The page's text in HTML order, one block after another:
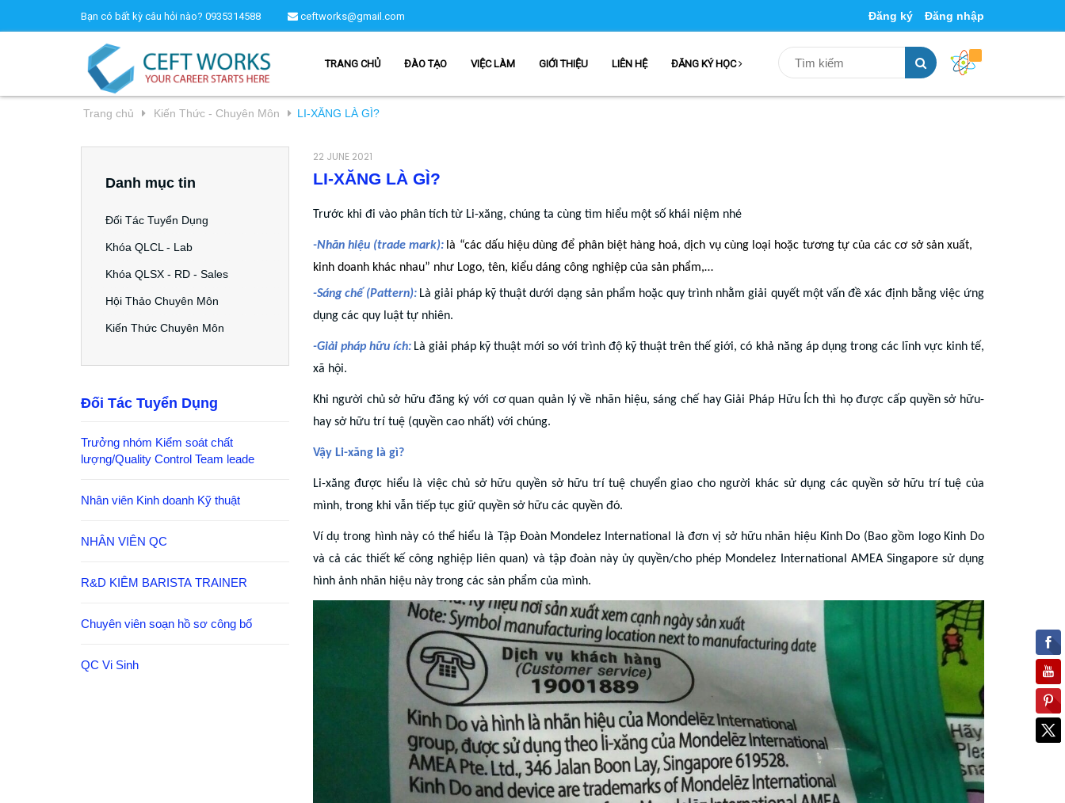
Bạn có bất kỳ câu hỏi nào? 0935314588 ceftworks@gmail.com Đăng ký Đăng nhập
TRANG CHỦ ĐÀO TẠO VIỆC LÀM GIỚI THIỆU LIÊN HỆ ĐĂNG KÝ HỌC
Trang chủ Kiến Thức - Chuyên Môn LI-XĂNG LÀ GÌ?
22 JUNE 2021
LI-XĂNG LÀ GÌ?
Trước khi đi vào phân tích từ Li-xăng, chúng ta cùng tìm hiểu một số khái niệm nhé
-Nhãn hiệu (trade mark): là “các dấu hiệu dùng để phân biệt hàng hoá, dịch vụ cùng loại hoặc tương tự của các cơ sở sản xuất,
kinh doanh khác nhau” như Logo, tên, kiểu dáng công nghiệp của sản phẩm,…
-Sáng chế (Pattern): Là giải pháp kỹ thuật dưới dạng sản phẩm hoặc quy trình nhằm giải quyết một vấn đề xác định bằng việc ứng
dụng các quy luật tự nhiên.
-Giải pháp hữu ích: Là giải pháp kỹ thuật mới so với trình độ kỹ thuật trên thế giới, có khả năng áp dụng trong các lĩnh vực kinh tế,
xã hội.
Khi người chủ sở hữu đăng ký với cơ quan quản lý về nhãn hiệu, sáng chế hay Giải Pháp Hữu Ích thì họ được cấp quyền sở hữu-
hay sở hữu trí tuệ (quyền cao nhất) với chúng.
Vậy Li-xăng là gì?
Li-xăngđược hiểu là việc chủ sở hữu quyền sở hữu trí tuệ chuyển giao cho người khác sử dụng các quyền sở hữu trí tuệ của
mình, trong khi vẫn tiếp tục giữ quyền sở hữu các quyền đó.
Ví dụ trong hình này có thể hiểu là Tập Đoàn Mondelez International là đơn vị sở hữu nhãn hiệu Kinh Do (Bao gồm logo Kinh Do
và cả các thiết kế công nghiệp liên quan) và tập đoàn này ủy quyền/cho phép Mondelez International AMEA Singapore sử dụng
hình ảnh nhãn hiệu này trong các sản phẩm của mình.
Danh mục tin
Đối Tác Tuyển Dụng
Khóa QLCL - Lab
Khóa QLSX - RD - Sales
Hội Thảo Chuyên Môn
Kiến Thức Chuyên Môn
Đối Tác Tuyển Dụng
Trưởng nhóm Kiểm soát chất
lượng/Quality Control Team leade
Nhân viên Kinh doanh Kỹ thuật
NHÂN VIÊN QC
R&D KIÊM BARISTA TRAINER
Chuyên viên soạn hồ sơ công bố
QC Vi Sinh